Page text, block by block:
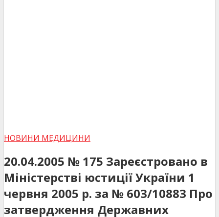
НОВИНИ МЕДИЦИНИ
20.04.2005 № 175 Зареєстровано в
Міністерстві юстиції України 1
червня 2005 р. за № 603/10883 Про
затвердження Державних